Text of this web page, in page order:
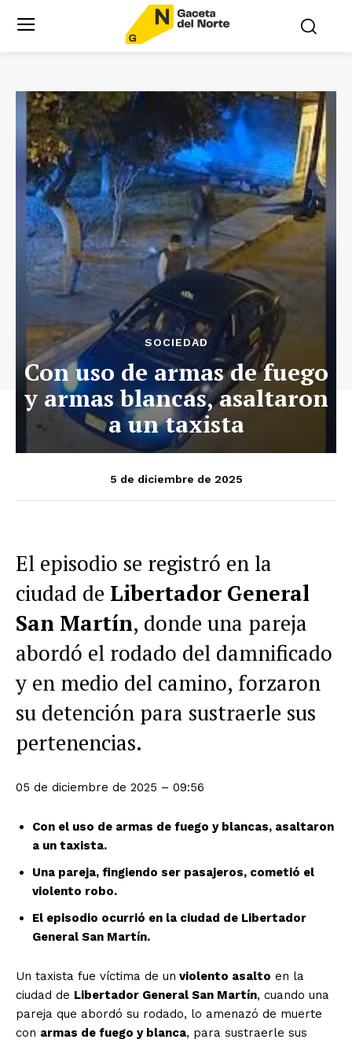
SOCIEDAD
Con uso de armas de fuego
y armas blancas, asaltaron
a un taxista
5 de diciembre de 2025
El episodio se registró en la
ciudad de Libertador General
San Martín, donde una pareja
abordó el rodado del damnificado
y en medio del camino, forzaron
su detención para sustraerle sus
pertenencias.
05 de diciembre de 2025 – 09:56
Con el uso de armas de fuego y blancas, asaltaron
a un taxista.
Una pareja, fingiendo ser pasajeros, cometió el
violento robo.
El episodio ocurrió en la ciudad de Libertador
General San Martín.
Un taxista fue víctima de un violento asalto en la
ciudad de Libertador General San Martín, cuando una
pareja que abordó su rodado, lo amenazó de muerte
con armas de fuego y blanca, para sustraerle sus